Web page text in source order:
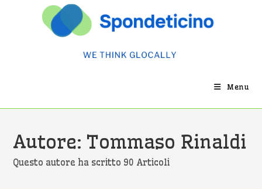
Menu
Autore: Tommaso Rinaldi
Questo autore ha scritto 90 Articoli